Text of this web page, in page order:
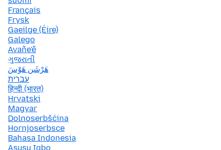
Français
Frysk
Gaeilge (Éire)
Galego
Avañe'ẽ
ગુજરાતી
هَرْشَن هَوْسَ
עברית
हिन्दी (भारत)
Hrvatski
Magyar
Dolnoserbšćina
Hornjoserbsce
Bahasa Indonesia
Asụsụ Igbo